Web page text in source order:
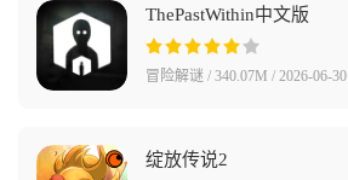
ThePastWithin中文版
冒险解谜 / 340.07M / 2026-06-30
绽放传说2